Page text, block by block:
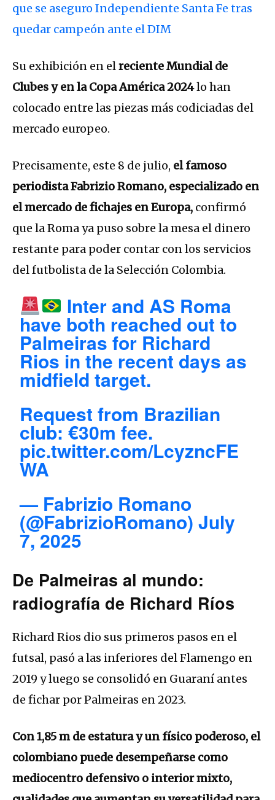
que se aseguro Independiente Santa Fe tras
quedar campeón ante el DIM
Su exhibición en elreciente Mundial de
Clubes y en la Copa América 2024lo han
colocado entre las piezas más codiciadas del
mercado europeo.
Precisamente, este 8 de julio, el famoso
periodista Fabrizio Romano, especializado en
el mercado de fichajes en Europa, confirmó
que la Roma ya puso sobre la mesa el dinero
restante para poder contar con los servicios
del futbolista de la Selección Colombia.
Inter and AS Roma
have both reached out to
Palmeiras for Richard
Rios in the recent days as
midfield target.
Request from Brazilian
club: €30m fee.
pic.twitter.com/LcyzncFE
WA
— Fabrizio Romano
(@FabrizioRomano)July
7, 2025
De Palmeiras al mundo:
radiografía de Richard Ríos
Richard Rios dio sus primeros pasos en el
futsal, pasó a las inferiores del Flamengo en
2019 y luego se consolidó en Guaraní antes
de fichar por Palmeiras en 2023.
Con 1,85 m de estatura y un físico poderoso, el
colombiano puede desempeñarse como
mediocentro defensivo o interior mixto,